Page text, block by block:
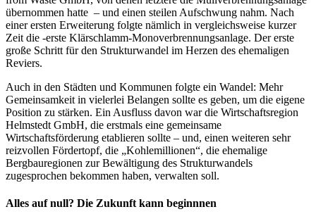
übernommen hatte – und einen steilen Aufschwung nahm. Nach
einer ersten Erweiterung folgte nämlich in vergleichsweise kurzer
Zeit die -erste Klärschlamm-Monoverbrennungsanlage. Der erste
große Schritt für den Strukturwandel im Herzen des ehemaligen
Reviers.
Auch in den Städten und Kommunen folgte ein Wandel: Mehr
Gemeinsamkeit in vielerlei Belangen sollte es geben, um die eigene
Position zu stärken. Ein Ausfluss davon war die Wirtschaftsregion
Helmstedt GmbH, die erstmals eine gemeinsame
Wirtschaftsförderung etablieren sollte – und, einen weiteren sehr
reizvollen Fördertopf, die „Kohlemillionen“, die ehemalige
Bergbauregionen zur Bewältigung des Strukturwandels
zugesprochen bekommen haben, verwalten soll.
Alles auf null? Die Zukunft kann beginnnen